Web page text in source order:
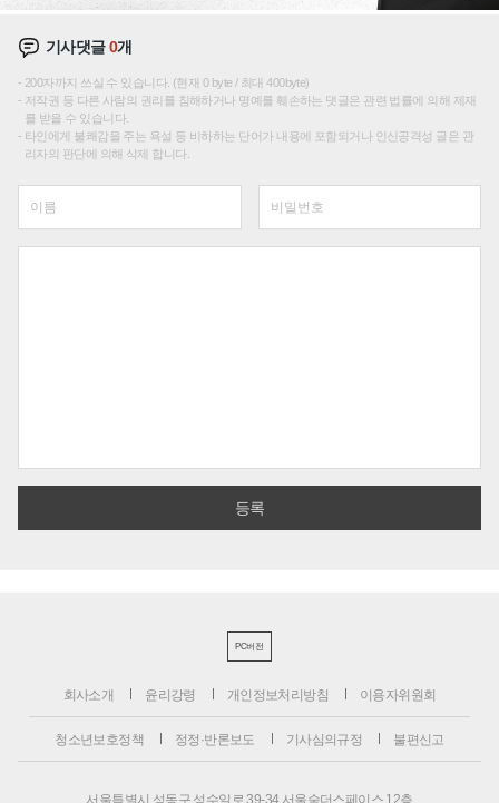
기사댓글0개
200자까지 쓰실 수 있습니다. (현재 0 byte / 최대 400byte)
저작권 등 다른 사람의 권리를 침해하거나 명예를 훼손하는 댓글은 관련 법률에 의해 제재
를 받을 수 있습니다.
타인에게 불쾌감을 주는 욕설 등 비하하는 단어가 내용에 포함되거나 인신공격성 글은 관
리자의 판단에 의해 삭제 합니다.
PC버전
회사소개 윤리강령 개인정보처리방침 이용자위원회
청소년보호정책 정정·반론보도 기사심의규정 불편신고